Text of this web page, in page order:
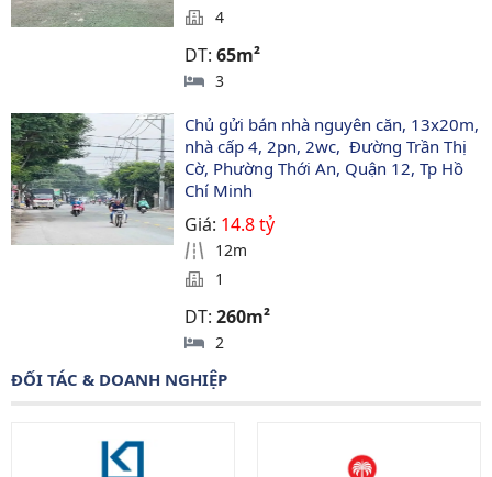
4
DT:65m²
3
Chủ gửi bán nhà nguyên căn, 13x20m,
nhà cấp 4, 2pn, 2wc,  Đường Trần Thị
Cờ, Phường Thới An, Quận 12, Tp Hồ
Chí Minh
Giá: 14.8 tỷ
12m
1
DT:260m²
2
ĐỐI TÁC & DOANH NGHIỆP